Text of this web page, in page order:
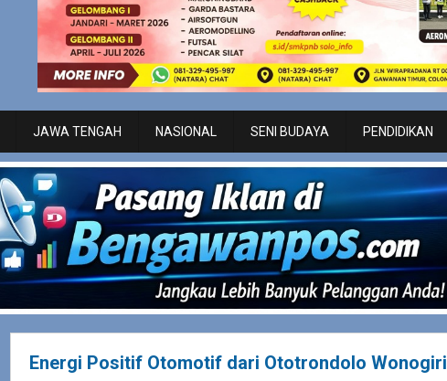
JAWA TENGAH NASIONAL SENI BUDAYA PENDIDIKAN
Energi Positif Otomotif dari Ototrondolo Wonogiri